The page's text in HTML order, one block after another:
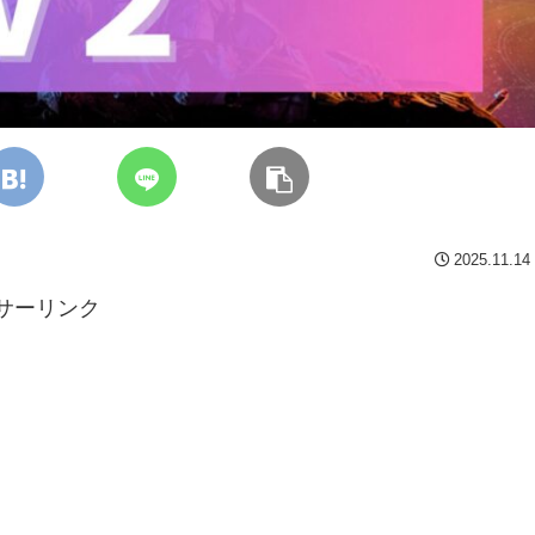
2025.11.14
ーリンク